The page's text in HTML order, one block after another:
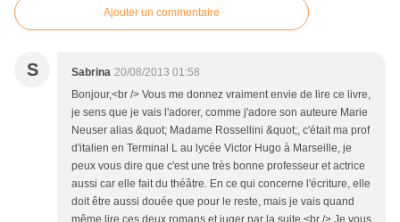
Ajouter un commentaire
S Sabrina 20/08/2013 01:58
Bonjour,<br /> Vous me donnez vraiment envie de lire ce livre,
je sens que je vais l'adorer, comme j'adore son auteure Marie
Neuser alias &quot; Madame Rossellini &quot;, c'était ma prof
d'italien en Terminal L au lycée Victor Hugo à Marseille, je
peux vous dire que c'est une très bonne professeur et actrice
aussi car elle fait du théâtre. En ce qui concerne l'écriture, elle
doit être aussi douée que pour le reste, mais je vais quand
même lire ces deux romans et juger par la suite.<br /> Je vous